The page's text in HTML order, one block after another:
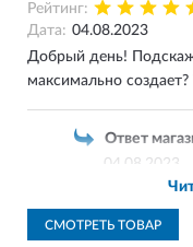
Рейтинг:
Дата: 04.08.2023
Добрый день!
максимально
Ответ
04.08.2023
"Добрый
накачивания
СМОТРЕТЬ ТОВАР